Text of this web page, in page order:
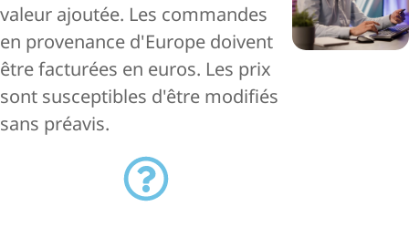
valeur ajoutée. Les commandes
en provenance d'Europe doivent
être facturées en euros. Les prix
sont susceptibles d'être modifiés
sans préavis.